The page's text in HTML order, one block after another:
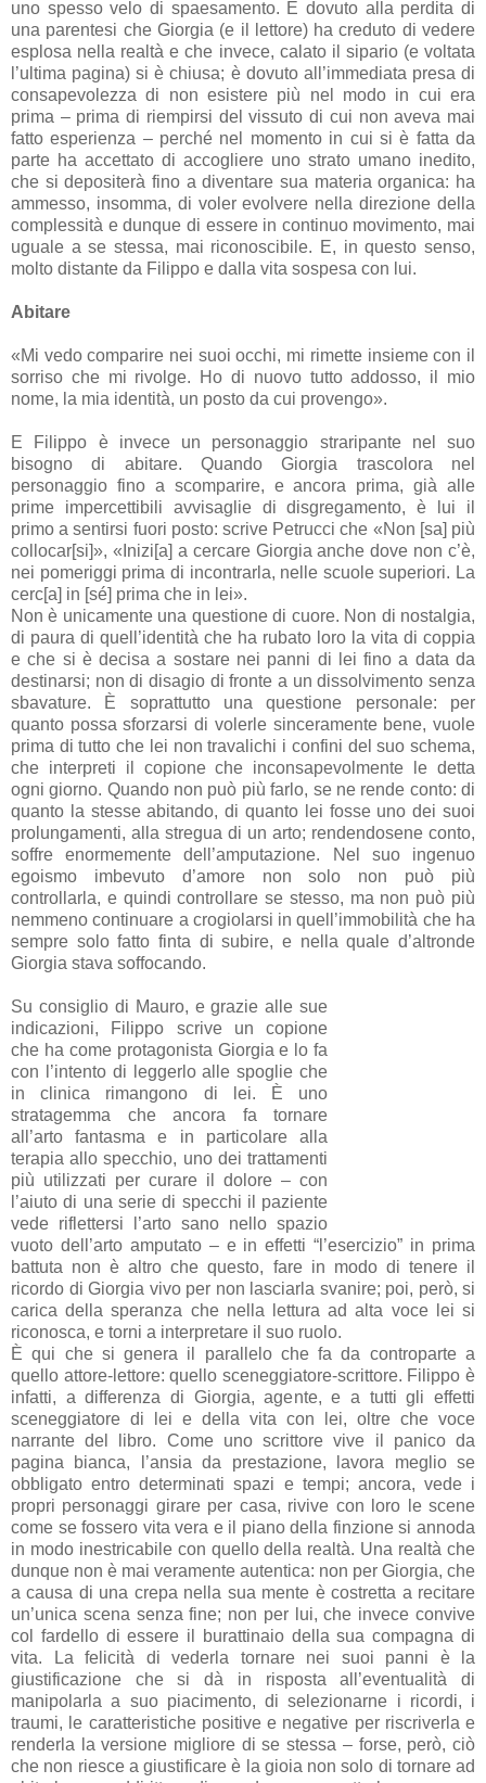
uno spesso velo di spaesamento. È dovuto alla perdita di
una parentesi che Giorgia (e il lettore) ha creduto di vedere
esplosa nella realtà e che invece, calato il sipario (e voltata
l’ultima pagina) si è chiusa; è dovuto all’immediata presa di
consapevolezza di non esistere più nel modo in cui era
prima – prima di riempirsi del vissuto di cui non aveva mai
fatto esperienza – perché nel momento in cui si è fatta da
parte ha accettato di accogliere uno strato umano inedito,
che si depositerà fino a diventare sua materia organica: ha
ammesso, insomma, di voler evolvere nella direzione della
complessità e dunque di essere in continuo movimento, mai
uguale a se stessa, mai riconoscibile. E, in questo senso,
molto distante da Filippo e dalla vita sospesa con lui.
Abitare
«Mi vedo comparire nei suoi occhi, mi rimette insieme con il
sorriso che mi rivolge. Ho di nuovo tutto addosso, il mio
nome, la mia identità, un posto da cui provengo».
E Filippo è invece un personaggio straripante nel suo
bisogno di abitare. Quando Giorgia trascolora nel
personaggio fino a scomparire, e ancora prima, già alle
prime impercettibili avvisaglie di disgregamento, è lui il
primo a sentirsi fuori posto: scrive Petrucci che «Non [sa] più
collocar[si]», «Inizi[a] a cercare Giorgia anche dove non c’è,
nei pomeriggi prima di incontrarla, nelle scuole superiori. La
cerc[a] in [sé] prima che in lei».
Non è unicamente una questione di cuore. Non di nostalgia,
di paura di quell’identità che ha rubato loro la vita di coppia
e che si è decisa a sostare nei panni di lei fino a data da
destinarsi; non di disagio di fronte a un dissolvimento senza
sbavature. È soprattutto una questione personale: per
quanto possa sforzarsi di volerle sinceramente bene, vuole
prima di tutto che lei non travalichi i confini del suo schema,
che interpreti il copione che inconsapevolmente le detta
ogni giorno. Quando non può più farlo, se ne rende conto: di
quanto la stesse abitando, di quanto lei fosse uno dei suoi
prolungamenti, alla stregua di un arto; rendendosene conto,
soffre enormemente dell’amputazione. Nel suo ingenuo
egoismo imbevuto d’amore non solo non può più
controllarla, e quindi controllare se stesso, ma non può più
nemmeno continuare a crogiolarsi in quell’immobilità che ha
sempre solo fatto finta di subire, e nella quale d’altronde
Giorgia stava soffocando.
Su consiglio di Mauro, e grazie alle sue
indicazioni, Filippo scrive un copione
che ha come protagonista Giorgia e lo fa
con l’intento di leggerlo alle spoglie che
in clinica rimangono di lei. È uno
stratagemma che ancora fa tornare
all’arto fantasma e in particolare alla
terapia allo specchio, uno dei trattamenti
più utilizzati per curare il dolore – con
l’aiuto di una serie di specchi il paziente
vede riflettersi l’arto sano nello spazio
vuoto dell’arto amputato – e in effetti “l’esercizio” in prima
battuta non è altro che questo, fare in modo di tenere il
ricordo di Giorgia vivo per non lasciarla svanire; poi, però, si
carica della speranza che nella lettura ad alta voce lei si
riconosca, e torni a interpretare il suo ruolo.
È qui che si genera il parallelo che fa da controparte a
quello attore-lettore: quello sceneggiatore-scrittore. Filippo è
infatti, a differenza di Giorgia, agente, e a tutti gli effetti
sceneggiatore di lei e della vita con lei, oltre che voce
narrante del libro. Come uno scrittore vive il panico da
pagina bianca, l’ansia da prestazione, lavora meglio se
obbligato entro determinati spazi e tempi; ancora, vede i
propri personaggi girare per casa, rivive con loro le scene
come se fossero vita vera e il piano della finzione si annoda
in modo inestricabile con quello della realtà. Una realtà che
dunque non è mai veramente autentica: non per Giorgia, che
a causa di una crepa nella sua mente è costretta a recitare
un’unica scena senza fine; non per lui, che invece convive
col fardello di essere il burattinaio della sua compagna di
vita. La felicità di vederla tornare nei suoi panni è la
giustificazione che si dà in risposta all’eventualità di
manipolarla a suo piacimento, di selezionarne i ricordi, i
traumi, le caratteristiche positive e negative per riscriverla e
renderla la versione migliore di se stessa – forse, però, ciò
che non riesce a giustificare è la gioia non solo di tornare ad